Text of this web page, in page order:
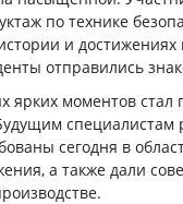
по технике
и
отправились
ярких моментов стал
специалистам
сегодня в
а также дали